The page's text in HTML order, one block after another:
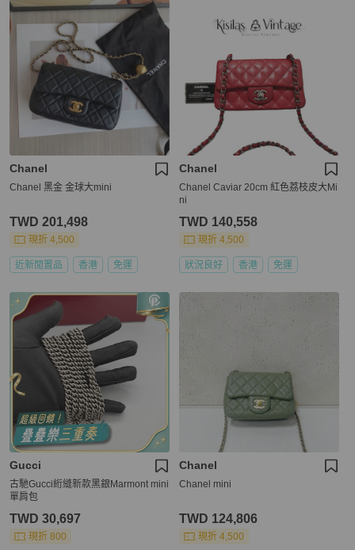
Chanel
Chanel 黑金 金球大mini
TWD 201,498
現折 4,500
近新閒置品 香港 免運
Chanel
Chanel Caviar 20cm 紅色荔枝皮大Mi
ni
TWD 140,558
現折 4,500
狀況良好 香港 免運
Gucci
古馳Gucci絎縫新款黑銀Marmont mini
單肩包
TWD 30,697
現折 800
Chanel
Chanel mini
TWD 124,806
現折 4,500